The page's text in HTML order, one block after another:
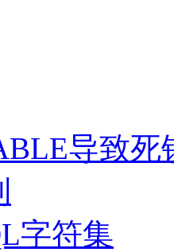
导致死
字符集